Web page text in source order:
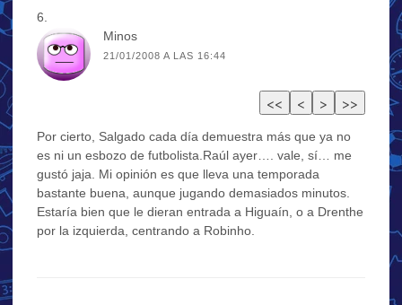
Minos
21/01/2008 A LAS 16:44
Por cierto, Salgado cada día demuestra más que ya no
es ni un esbozo de futbolista.Raúl ayer…. vale, sí… me
gustó jaja. Mi opinión es que lleva una temporada
bastante buena, aunque jugando demasiados minutos.
Estaría bien que le dieran entrada a Higuaín, o a Drenthe
por la izquierda, centrando a Robinho.